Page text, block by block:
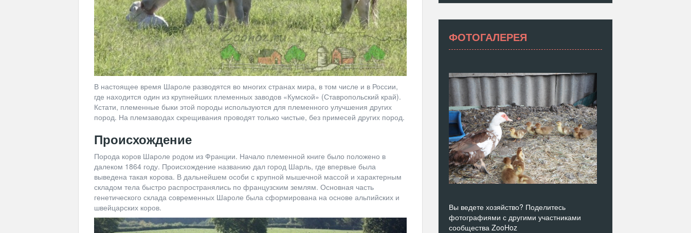
В настоящее время Шароле разводятся во многих странах мира, в том числе и в России,
где находится один из крупнейших племенных заводов «Кумской» (Ставропольский край).
Кстати, племенные быки этой породы используются для племенного улучшения других
пород. На племзаводах скрещивания проводят только чистые, без примесей других пород.
Происхождение
Порода коров Шароле родом из Франции. Начало племенной книге было положено в
далеком 1864 году. Происхождение названию дал город Шарль, где впервые была
выведена такая корова. В дальнейшем особи с крупной мышечной массой и характерным
складом тела быстро распространялись по французским землям. Основная часть
генетического склада современных Шароле была сформирована на основе альпийских и
швейцарских коров.
ФОТОГАЛЕРЕЯ
Вы ведете хозяйство? Поделитесь
фотографиями с другими участниками
сообщества ZooHoz